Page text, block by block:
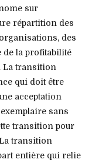
sur
répartition des
des
de la profitabilité
La transition
qui doit être
acceptation
sans
transition pour
transition
entière qui relie